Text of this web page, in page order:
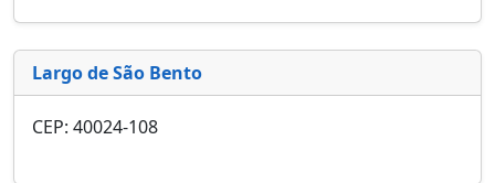
Largo de São Bento
CEP: 40024-108